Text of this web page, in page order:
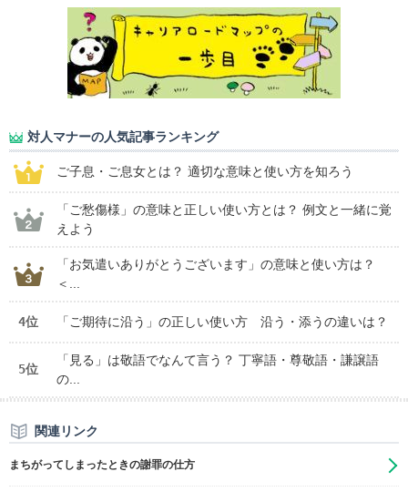
対人マナーの人気記事ランキング
ご子息・ご息女とは？ 適切な意味と使い方を知ろう
「ご愁傷様」の意味と正しい使い方とは？ 例文と一緒に覚
えよう
「お気遣いありがとうございます」の意味と使い方は？
＜...
4位 「ご期待に沿う」の正しい使い方 沿う・添うの違いは？
5位
「見る」は敬語でなんて言う？ 丁寧語・尊敬語・謙譲語
の...
関連リンク
まちがってしまったときの謝罪の仕方